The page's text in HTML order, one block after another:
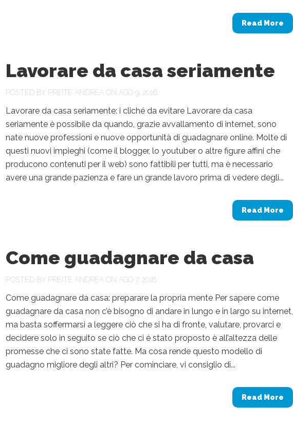
Read More
Lavorare da casa seriamente
POSTED BY PREITE ANDREA ON AGO 9, 2016
Lavorare da casa seriamente: i cliché da evitare Lavorare da casa
seriamente è possibile da quando, grazie avvallamento di internet, sono
nate nuove professioni e nuove opportunità di guadagnare online. Molte di
questi nuovi impieghi (come il blogger, lo youtuber o altre figure affini che
producono contenuti per il web) sono fattibili per tutti, ma è necessario
avere una grande pazienza e fare un grande lavoro prima di vedere degli...
Read More
Come guadagnare da casa
POSTED BY PREITE ANDREA ON AGO 7, 2016
Come guadagnare da casa: preparare la propria mente Per sapere come
guadagnare da casa non c’è bisogno di andare in lungo e in largo su internet,
ma basta soffermarsi a leggere ciò che si ha di fronte, valutare, provarci e
decidere solo in seguito se ciò che ci è stato proposto è all’altezza delle
promesse che ci sono state fatte. Ma cosa rende questo modello di
guadagno migliore degli altri? Per cominciare, vi consiglio di...
Read More